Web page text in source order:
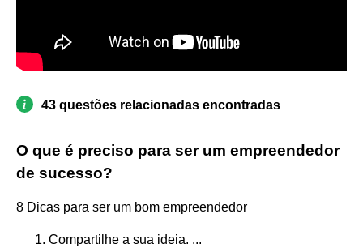
43 questões relacionadas encontradas
O que é preciso para ser um empreendedor
de sucesso?
8 Dicas para ser um bom empreendedor
Compartilhe a sua ideia. ...